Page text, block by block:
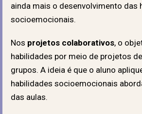
ainda mais o desenvolvimento das
socioemocionais.
Nos projetos colaborativos, o
habilidades por meio de projetos
grupos. A ideia é que o aluno
habilidades socioemocionais
das aulas.